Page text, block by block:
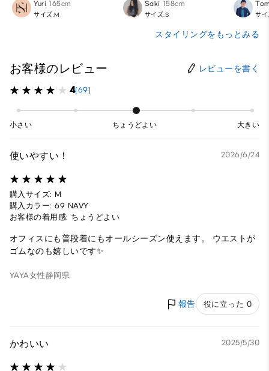
Yuri 165cm
サイズ:M
Saki 158cm
サイズ:S サ
スタイリングをもっとみる
お客様のレビュー レビューを書く
4(69)
小さい ちょうどよい 大きい
使いやすい！ 2026/6/24
購入サイズ: M
購入カラー: 69 NAVY
お客様の着用感: ちょうどよい
オフィスにも普段着にもオールシーズン使えます。 ウエストが
ゴムなのも嬉しいです✨️
YAYA女性静岡県
報告 役に立った 0
かわいい 2025/5/30